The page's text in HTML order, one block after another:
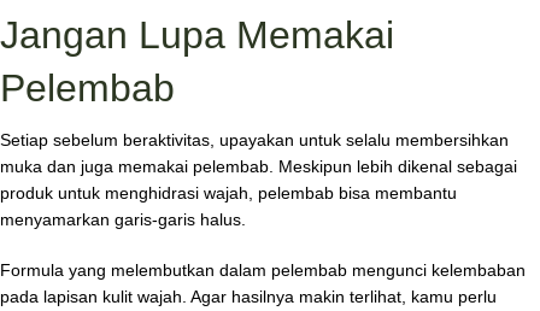
Jangan Lupa Memakai
Pelembab
Setiap sebelum beraktivitas, upayakan untuk selalu membersihkan
muka dan juga memakai pelembab. Meskipun lebih dikenal sebagai
produk untuk menghidrasi wajah, pelembab bisa membantu
menyamarkan garis-garis halus.
Formula yang melembutkan dalam pelembab mengunci kelembaban
pada lapisan kulit wajah. Agar hasilnya makin terlihat, kamu perlu